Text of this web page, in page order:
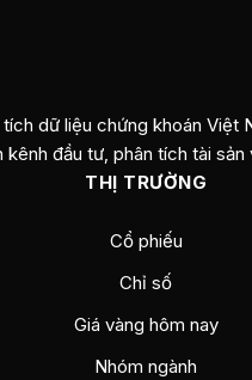
dữ liệu chứng khoán Việt
kênh đầu tư, phân tích tài
THỊ TRƯỜNG
Cổ phiếu
Chỉ số
Giá vàng hôm nay
Nhóm ngành